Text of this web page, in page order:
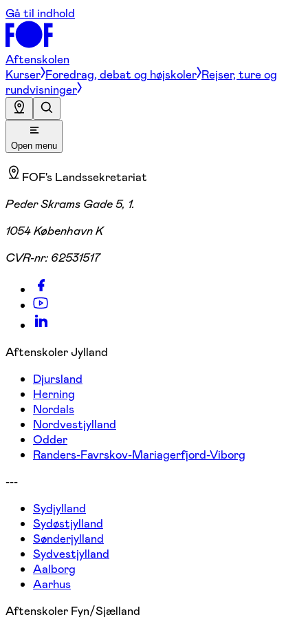
Gå til indhold
Aftenskolen
Kurser Foredrag, debat og højskoler Rejser, ture og
rundvisninger
Open menu
FOF's Landssekretariat
Peder Skrams Gade 5, 1.
1054 København K
CVR-nr: 62531517
Aftenskoler Jylland
Djursland
Herning
Nordals
Nordvestjylland
Odder
Randers-Favrskov-Mariagerfjord-Viborg
---
Sydjylland
Sydøstjylland
Sønderjylland
Sydvestjylland
Aalborg
Aarhus
Aftenskoler Fyn/Sjælland